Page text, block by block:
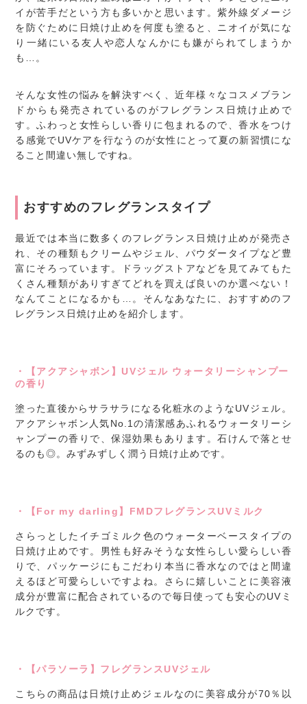
イが苦手だという方も多いかと思います。紫外線ダメージ
を防ぐために日焼け止めを何度も塗ると、ニオイが気にな
り一緒にいる友人や恋人なんかにも嫌がられてしまうか
も…。
そんな女性の悩みを解決すべく、近年様々なコスメブラン
ドからも発売されているのがフレグランス日焼け止めで
す。ふわっと女性らしい香りに包まれるので、香水をつけ
る感覚でUVケアを行なうのが女性にとって夏の新習慣にな
ること間違い無しですね。
おすすめのフレグランスタイプ
最近では本当に数多くのフレグランス日焼け止めが発売さ
れ、その種類もクリームやジェル、パウダータイプなど豊
富にそろっています。ドラッグストアなどを見てみてもた
くさん種類がありすぎてどれを買えば良いのか選べない！
なんてことになるかも…。そんなあなたに、おすすめのフ
レグランス日焼け止めを紹介します。
・【アクアシャボン】UVジェル ウォータリーシャンプー
の香り
塗った直後からサラサラになる化粧水のようなUVジェル。
アクアシャボン人気No.1の清潔感あふれるウォータリーシ
ャンプーの香りで、保湿効果もあります。石けんで落とせ
るのも◎。みずみずしく潤う日焼け止めです。
・【For my darling】FMDフレグランスUVミルク
さらっとしたイチゴミルク色のウォーターベースタイプの
日焼け止めです。男性も好みそうな女性らしい愛らしい香
りで、パッケージにもこだわり本当に香水なのではと間違
えるほど可愛らしいですよね。さらに嬉しいことに美容液
成分が豊富に配合されているので毎日使っても安心のUVミ
ルクです。
・【パラソーラ】フレグランスUVジェル
こちらの商品は日焼け止めジェルなのに美容成分が70％以